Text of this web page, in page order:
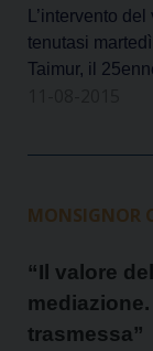
L’intervento
tenutasi
Taimur, il
MONSIGNOR
“Il valore
trasmessa”